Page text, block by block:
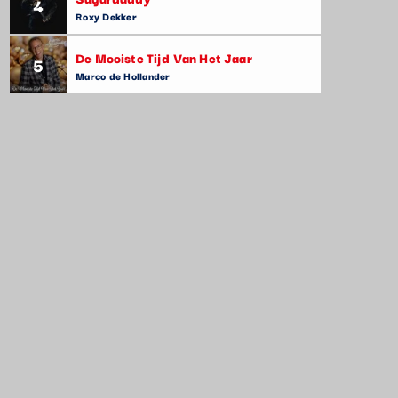
4 Roxy Dekker
5 De Mooiste Tijd Van Het Jaar
Marco de Hollander